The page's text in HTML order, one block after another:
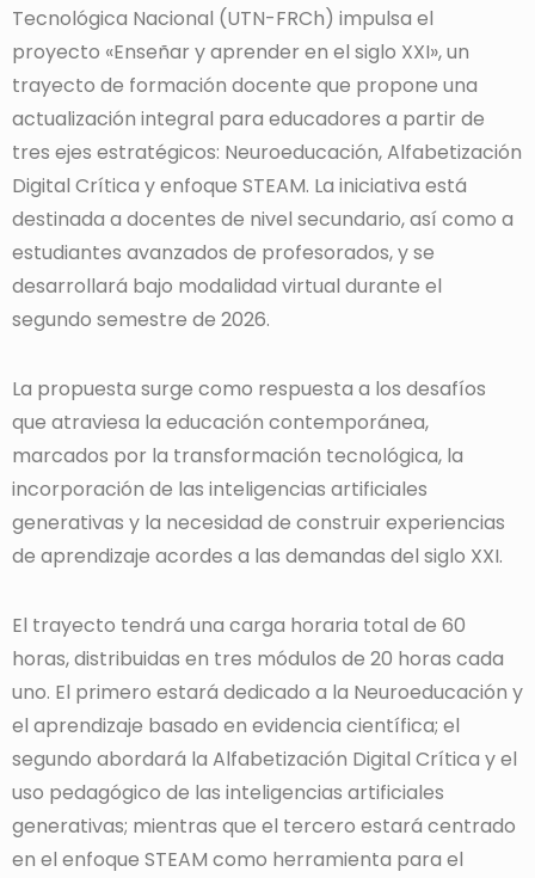
Tecnológica Nacional (UTN-FRCh) impulsa el
proyecto «Enseñar y aprender en el siglo XXI», un
trayecto de formación docente que propone una
actualización integral para educadores a partir de
tres ejes estratégicos: Neuroeducación, Alfabetización
Digital Crítica y enfoque STEAM. La iniciativa está
destinada a docentes de nivel secundario, así como a
estudiantes avanzados de profesorados, y se
desarrollará bajo modalidad virtual durante el
segundo semestre de 2026.
La propuesta surge como respuesta a los desafíos
que atraviesa la educación contemporánea,
marcados por la transformación tecnológica, la
incorporación de las inteligencias artificiales
generativas y la necesidad de construir experiencias
de aprendizaje acordes a las demandas del siglo XXI.
El trayecto tendrá una carga horaria total de 60
horas, distribuidas en tres módulos de 20 horas cada
uno. El primero estará dedicado a la Neuroeducación y
el aprendizaje basado en evidencia científica; el
segundo abordará la Alfabetización Digital Crítica y el
uso pedagógico de las inteligencias artificiales
generativas; mientras que el tercero estará centrado
en el enfoque STEAM como herramienta para el